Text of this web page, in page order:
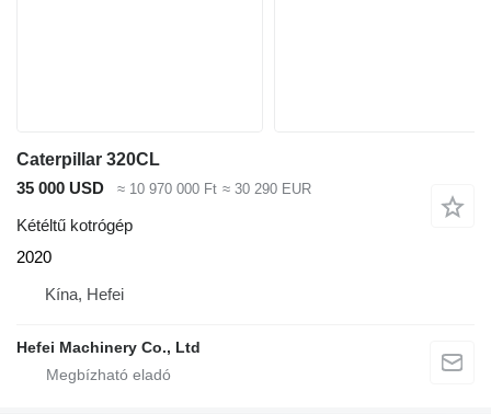
Caterpillar 320CL
35 000 USD
≈ 10 970 000 Ft ≈ 30 290 EUR
Kétéltű kotrógép
2020
Kína, Hefei
Hefei Machinery Co., Ltd